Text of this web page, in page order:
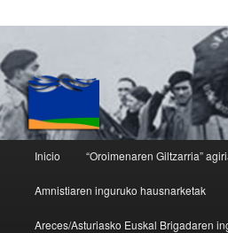
Ir al contenido principal
Ir al contenido secundario
Inicio “Oroimenaren Giltzarria”
Amnistiaren inguruko hausnarketak
Areces/Asturiasko Euskal Brigadaren